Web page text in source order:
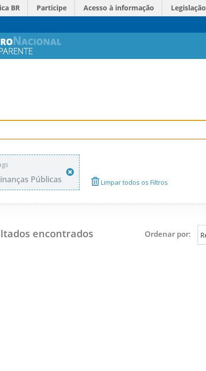
BR Participe Acesso à informação Legislação
Públicas Limpar todos os Filtros
encontrados Ordenar por: